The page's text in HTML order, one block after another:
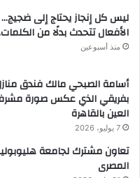
ليس كل إنجاز يحتاج إلى
الأفعال تتحدث بدلًا من
منذ أسبوعين
أسامة الصبحي مالك فندق
بفريقي الذي عكس صورة
العين بالقاهرة
7 يوليو، 2026
تعاون مشترك لجامعة
المصرى